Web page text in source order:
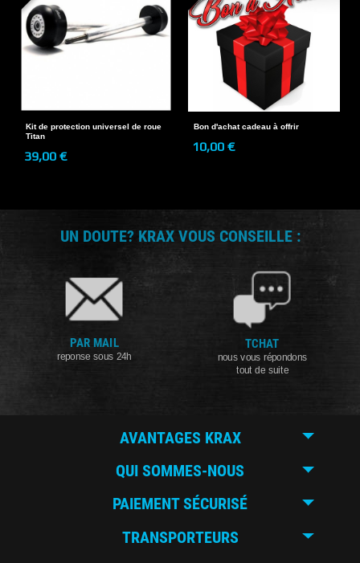
Kit de protection universel de roue
Titan
39,00 €
Bon d'achat cadeau à offrir
10,00 €
UN DOUTE? KRAX VOUS CONSEILLE :
PAR MAIL
reponse sous 24h
TCHAT
nous vous répondons
tout de suite
AVANTAGES KRAX
QUI SOMMES-NOUS
PAIEMENT SÉCURISÉ
TRANSPORTEURS